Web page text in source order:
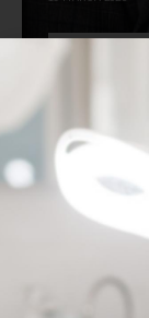
KATEGORIE